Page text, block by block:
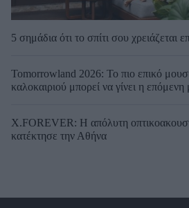
5 σημάδια ότι το σπίτι σου χρειάζεται
Tomorrowland 2026: Το πιο επικό
καλοκαιριού μπορεί να γίνει η
X.FOREVER: Η απόλυτη
κατέκτησε την Αθήνα